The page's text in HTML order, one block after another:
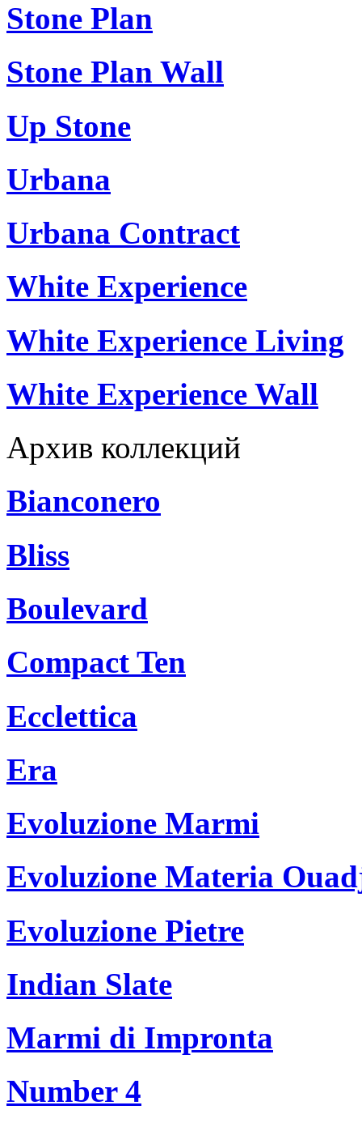
Stone Plan
Stone Plan Wall
Up Stone
Urbana
Urbana Contract
White Experience
White Experience Living
White Experience Wall
Архив коллекций
Bianconero
Bliss
Boulevard
Compact Ten
Ecclettica
Era
Evoluzione Marmi
Evoluzione Materia
Evoluzione Pietre
Indian Slate
Marmi di Impronta
Number 4